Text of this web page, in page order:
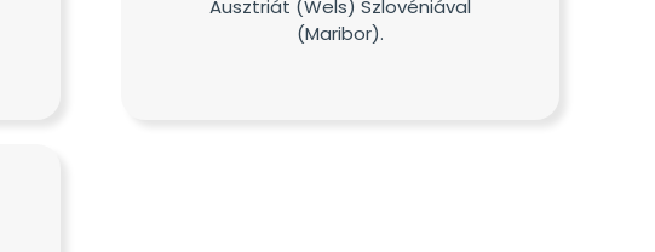
Ausztriát (Wels) Szlovéniával
(Maribor).